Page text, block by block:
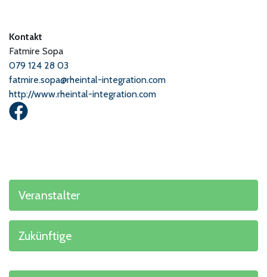
Kontakt
Fatmire Sopa
079 124 28 03
fatmire.sopa@rheintal-integration.com
http://www.rheintal-integration.com
Veranstalter
Zukünftige